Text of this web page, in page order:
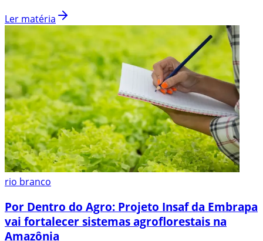
Ler matéria
rio branco
Por Dentro do Agro: Projeto Insaf da Embrapa
vai fortalecer sistemas agroflorestais na
Amazônia